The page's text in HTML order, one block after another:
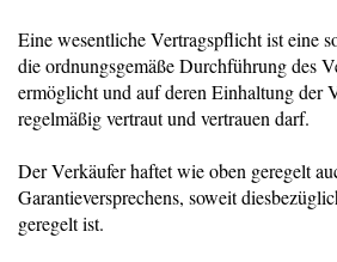
Eine wesentliche Vertragspflicht ist eine
die ordnungsgemäße Durchführung des
ermöglicht und auf deren Einhaltung der
regelmäßig vertraut und vertrauen darf.
Der Verkäufer haftet wie oben geregelt
Garantieversprechens, soweit
geregelt ist.